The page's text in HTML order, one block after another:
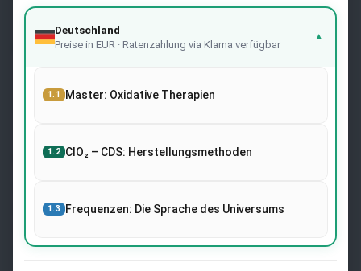
Deutschland
Preise in EUR · Ratenzahlung via Klarna verfügbar
▾
1.1 Master: Oxidative Therapien
1.2 ClO₂ – CDS: Herstellungsmethoden
1.3 Frequenzen: Die Sprache des Universums
Rechtmäßigkeit
Cookies-Politik
Newsletter
an und erhalten Sie die neuesten Nachrichten über
und dem Kalcker-Institut.